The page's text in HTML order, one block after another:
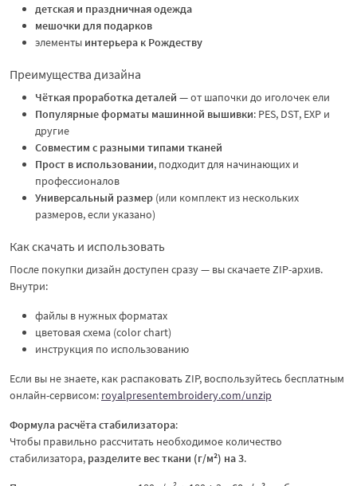
детская и праздничная одежда
мешочки для подарков
элементы интерьера к Рождеству
Преимущества дизайна
Чёткая проработка деталей — от шапочки до иголочек ели
Популярные форматы машинной вышивки: PES, DST, EXP и
другие
Совместим с разными типами тканей
Прост в использовании, подходит для начинающих и
профессионалов
Универсальный размер (или комплект из нескольких
размеров, если указано)
Как скачать и использовать
После покупки дизайн доступен сразу — вы скачаете ZIP-архив.
Внутри:
файлы в нужных форматах
цветовая схема (color chart)
инструкция по использованию
Если вы не знаете, как распаковать ZIP, воспользуйтесь бесплатным
онлайн-сервисом: royalpresentembroidery.com/unzip
Формула расчёта стабилизатора:
Чтобы правильно рассчитать необходимое количество
стабилизатора, разделите вес ткани (г/м²) на 3.